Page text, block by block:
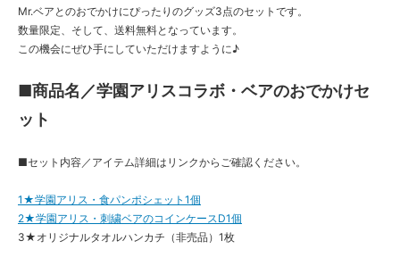
Mr.ベアとのおでかけにぴったりのグッズ3点のセットです。
数量限定、そして、送料無料となっています。
この機会にぜひ手にしていただけますように♪
■商品名／学園アリスコラボ・ベアのおでかけセ
ット
■セット内容／アイテム詳細はリンクからご確認ください。
1★学園アリス・食パンポシェット1個
2★学園アリス・刺繍ベアのコインケースD1個
3★オリジナルタオルハンカチ（非売品）1枚